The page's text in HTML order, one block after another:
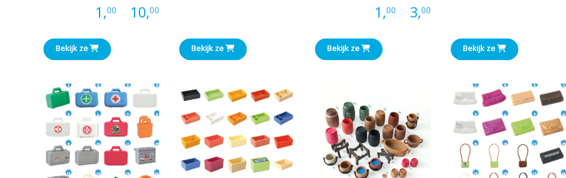
1,00 10,00Prijsklasse:
€1,00
€10,00
Bekijk ze
€6,00
Bekijk ze
1,00 3,00Prijsklasse:
€1,00
€3,00
Bekijk ze Bekijk ze